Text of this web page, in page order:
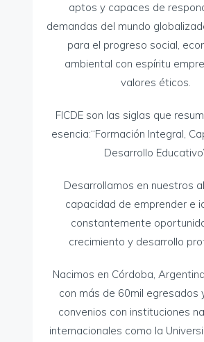
aptos y capaces de
demandas del mundo
para el progreso social,
ambiental con espíritu
valores éticos.
FICDE son las siglas que
esencia:“Formación Integral,
Desarrollo
​Desarrollamos en nuestros
capacidad de emprender e
constantemente
crecimiento y desarrollo
Nacimos en Córdoba,
con más de 60mil egresados
convenios con instituciones
internacionales como la